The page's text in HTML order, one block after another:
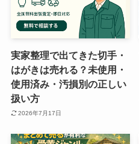
実家整理で出てきた切手・
はがきは売れる？未使用・
使用済み・汚損別の正しい
扱い方
2026年7月17日